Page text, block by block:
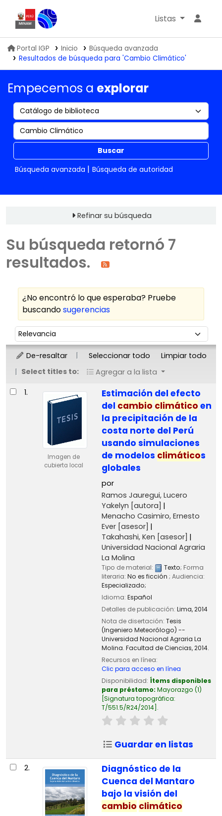
Biblioteca IGP
Listas
Portal IGP Inicio
Búsqueda avanzada
Resultados de búsqueda para 'Cambio Climático'
Empecemos a explorar
Buscar
Búsqueda avanzada
Búsqueda de autoridad
Refinar su búsqueda
Su búsqueda retornó 7
resultados.
¿No encontró lo que esperaba? Pruebe
buscandosugerencias
Ordenar
Ordenar por:
De-resaltar Seleccionar todo
Limpiar todo
Select titles to:
Agregar a la lista
Resultados
1.
Imagen de
cubierta local
Estimación del efecto
del cambio climático en
la precipitación de la
costa norte del Perú
usando simulaciones
de modelos climáticos
globales
por
Ramos Jauregui, Lucero
Yakelyn [autora]
Menacho Casimiro, Ernesto
Ever[asesor]
Takahashi, Ken [asesor]
Universidad Nacional Agraria
La Molina
Tipo de material: Texto; Forma
literaria: No es ficción ; Audiencia:
Especializado;
Idioma: Español
Detalles de publicación: Lima,2014
Nota de disertación: Tesis
(Ingeniero Meteorólogo) --
Universidad Nacional Agraria La
Molina. Facultad de Ciencias, 2014.
Recursos en línea:
Clic para acceso en línea
Disponibilidad: Ítems disponibles
para préstamo: Mayorazgo (1)
Signatura topográfica:
T/551.5/R24/2014 .
Guardar en listas
2.
Diagnóstico de la
Cuenca del Mantaro
bajo la visión del
cambio climático